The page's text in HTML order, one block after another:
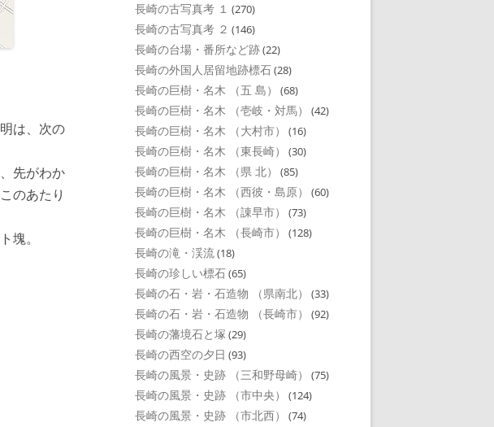
は、次の
先がわか
のあたり
塊。
長崎の古写真考 １ (270)
長崎の古写真考 ２ (146)
長崎の台場・番所など跡(22)
長崎の外国人居留地跡標石(28)
長崎の巨樹・名木 （五 島） (68)
長崎の巨樹・名木 （壱岐・対馬） (42)
長崎の巨樹・名木 （大村市） (16)
長崎の巨樹・名木 （東長崎） (30)
長崎の巨樹・名木 （県 北） (85)
長崎の巨樹・名木 （西彼・島原） (60)
長崎の巨樹・名木 （諌早市） (73)
長崎の巨樹・名木 （長崎市） (128)
長崎の滝・渓流(18)
長崎の珍しい標石(65)
長崎の石・岩・石造物 （県南北） (33)
長崎の石・岩・石造物 （長崎市） (92)
長崎の藩境石と塚 (29)
長崎の西空の夕日 (93)
長崎の風景・史跡 （三和野母崎） (75)
長崎の風景・史跡 （市中央） (124)
長崎の風景・史跡 （市北西） (74)